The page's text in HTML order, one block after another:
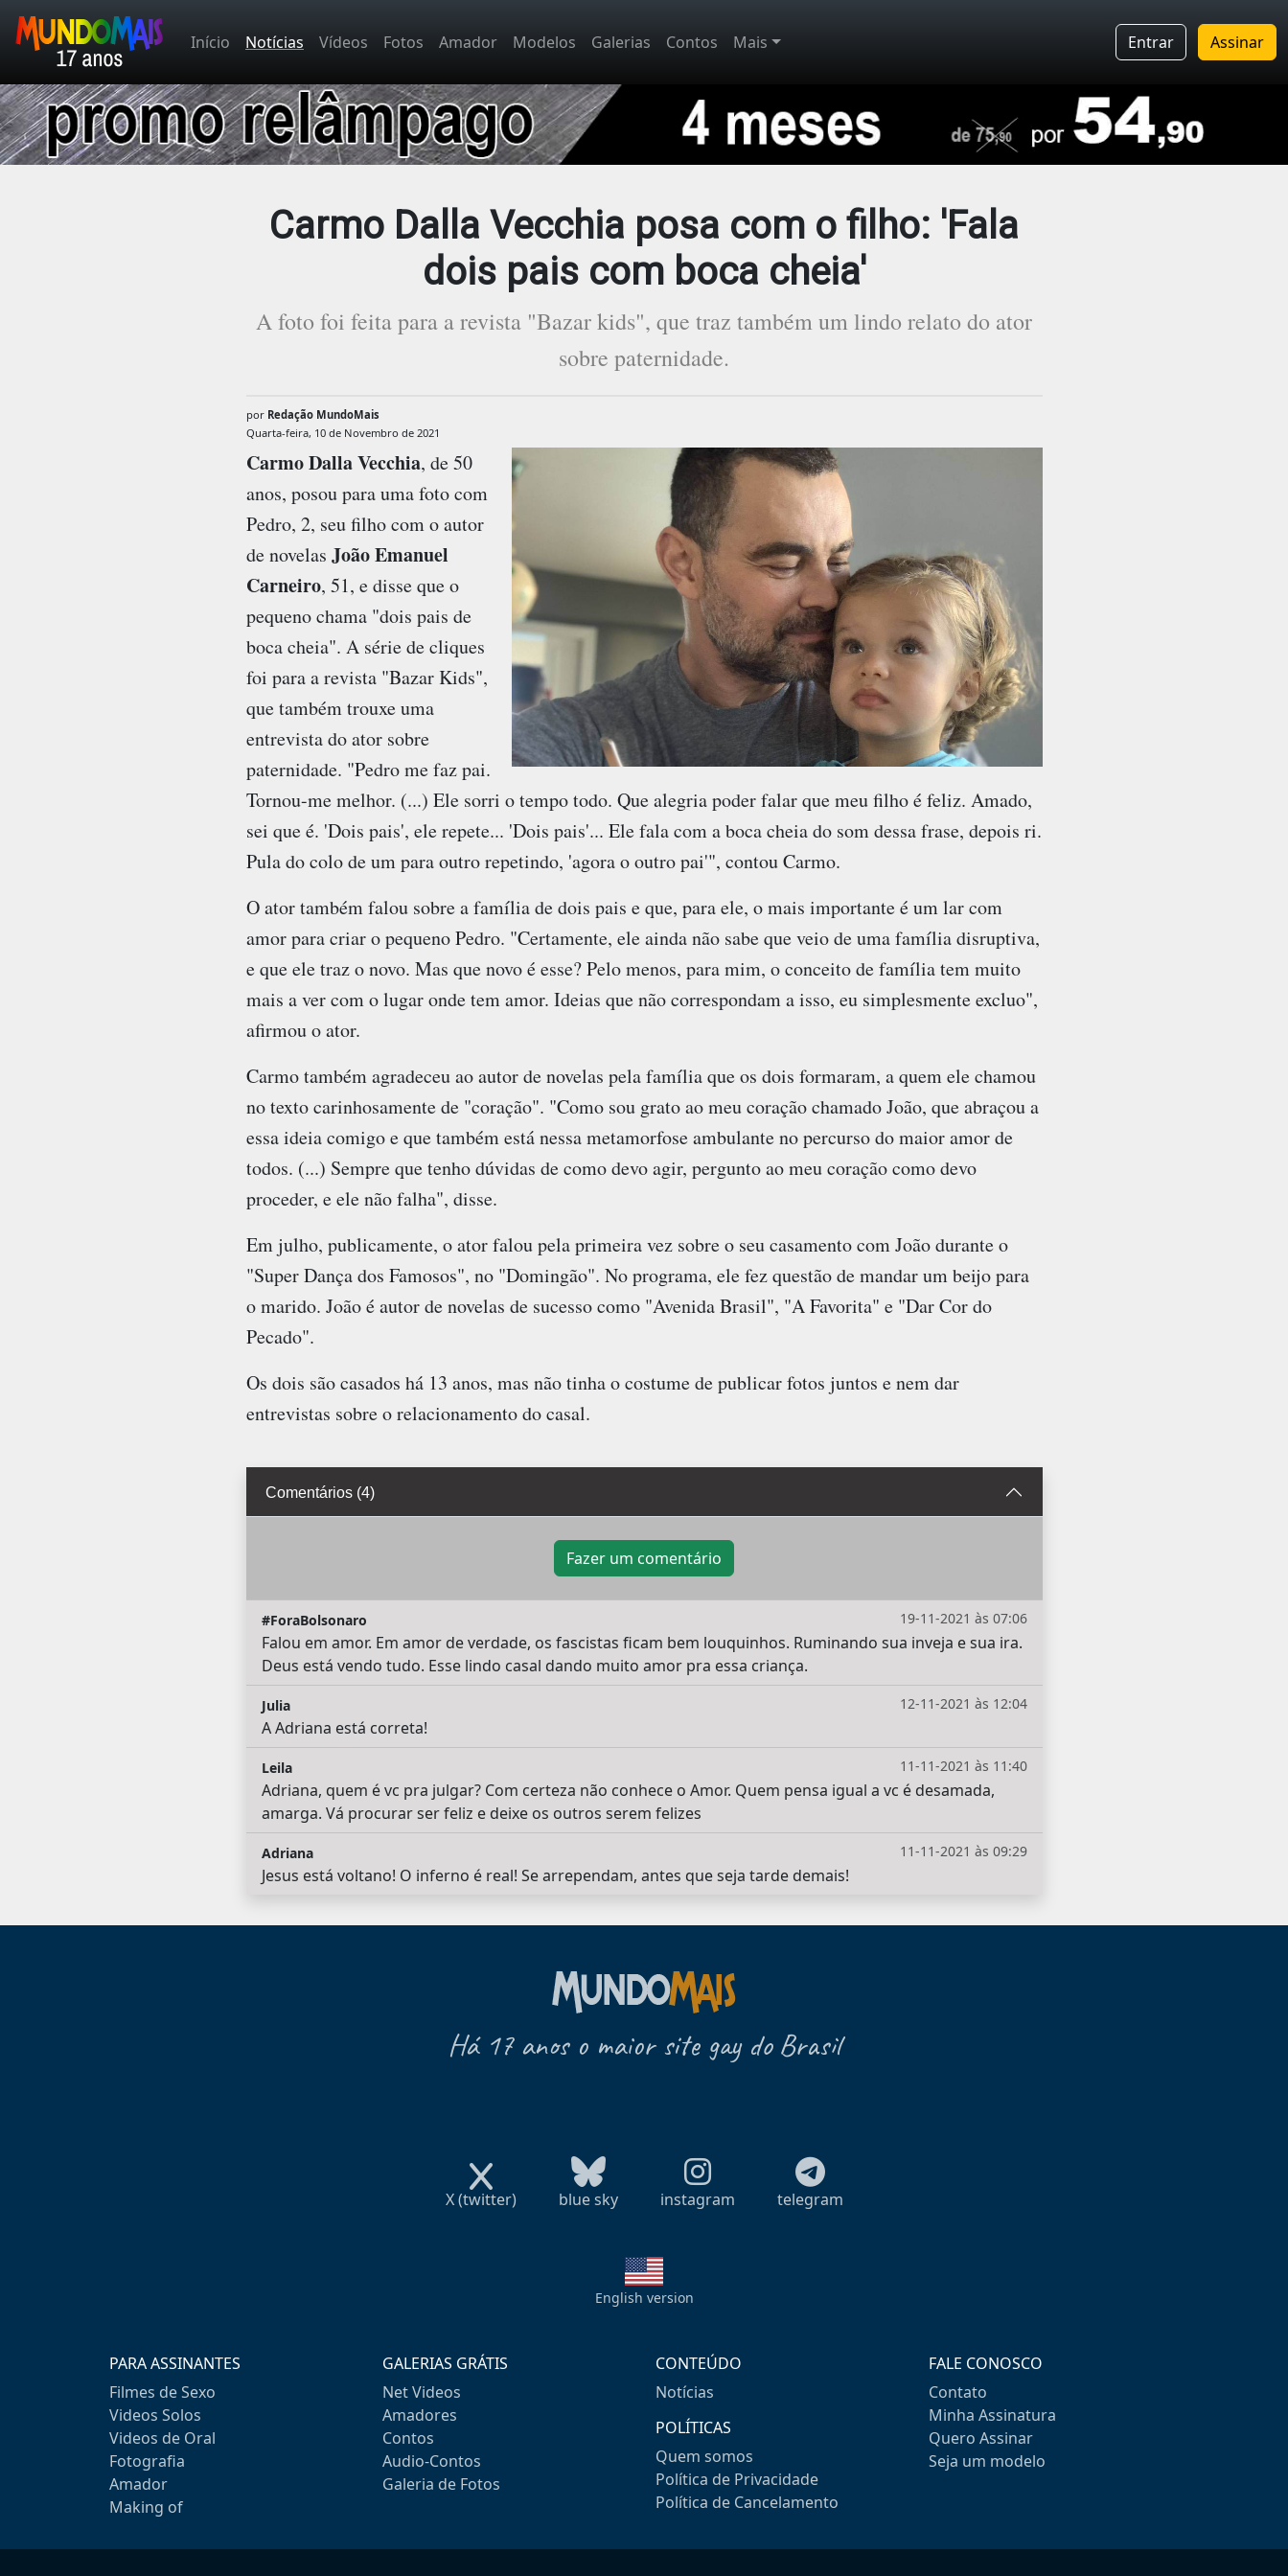
Início Notícias Vídeos Fotos Amador Modelos Galerias Contos Mais Entrar Assinar
Carmo Dalla Vecchia posa com o filho: 'Fala
dois pais com boca cheia'
A foto foi feita para a revista "Bazar kids", que traz também um lindo relato do ator
sobre paternidade.
por Redação MundoMais
Quarta-feira, 10 de Novembro de 2021
Carmo Dalla Vecchia, de 50
anos, posou para uma foto com
Pedro, 2, seu filho com o autor
de novelas João Emanuel
Carneiro, 51, e disse que o
pequeno chama "dois pais de
boca cheia". A série de cliques
foi para a revista "Bazar Kids",
que também trouxe uma
entrevista do ator sobre
paternidade. "Pedro me faz pai.
Tornou-me melhor. (...) Ele sorri o tempo todo. Que alegria poder falar que meu filho é feliz. Amado,
sei que é. 'Dois pais', ele repete... 'Dois pais'... Ele fala com a boca cheia do som dessa frase, depois ri.
Pula do colo de um para outro repetindo, 'agora o outro pai'", contou Carmo.
O ator também falou sobre a família de dois pais e que, para ele, o mais importante é um lar com
amor para criar o pequeno Pedro. "Certamente, ele ainda não sabe que veio de uma família disruptiva,
e que ele traz o novo. Mas que novo é esse? Pelo menos, para mim, o conceito de família tem muito
mais a ver com o lugar onde tem amor. Ideias que não correspondam a isso, eu simplesmente excluo",
afirmou o ator.
Carmo também agradeceu ao autor de novelas pela família que os dois formaram, a quem ele chamou
no texto carinhosamente de "coração". "Como sou grato ao meu coração chamado João, que abraçou a
essa ideia comigo e que também está nessa metamorfose ambulante no percurso do maior amor de
todos. (...) Sempre que tenho dúvidas de como devo agir, pergunto ao meu coração como devo
proceder, e ele não falha", disse.
Em julho, publicamente, o ator falou pela primeira vez sobre o seu casamento com João durante o
"Super Dança dos Famosos", no "Domingão". No programa, ele fez questão de mandar um beijo para
o marido. João é autor de novelas de sucesso como "Avenida Brasil", "A Favorita" e "Dar Cor do
Pecado".
Os dois são casados há 13 anos, mas não tinha o costume de publicar fotos juntos e nem dar
entrevistas sobre o relacionamento do casal.
Comentários (4)
Fazer um comentário
19-11-2021 às 07:06
#ForaBolsonaro
Falou em amor. Em amor de verdade, os fascistas ficam bem louquinhos. Ruminando sua inveja e sua ira.
Deus está vendo tudo. Esse lindo casal dando muito amor pra essa criança.
12-11-2021 às 12:04
Julia
A Adriana está correta!
11-11-2021 às 11:40
Leila
Adriana, quem é vc pra julgar? Com certeza não conhece o Amor. Quem pensa igual a vc é desamada,
amarga. Vá procurar ser feliz e deixe os outros serem felizes
11-11-2021 às 09:29
Adriana
Jesus está voltano! O inferno é real! Se arrependam, antes que seja tarde demais!
Há 17 anos o maior site gay do Brasil
X (twitter) blue sky instagram telegram
English version
PARA ASSINANTES
Filmes de Sexo
Videos Solos
Videos de Oral
Fotografia
Amador
Making of
GALERIAS GRÁTIS
Net Videos
Amadores
Contos
Audio-Contos
Galeria de Fotos
CONTEÚDO
Notícias
POLÍTICAS
Quem somos
Política de Privacidade
Política de Cancelamento
FALE CONOSCO
Contato
Minha Assinatura
Quero Assinar
Seja um modelo